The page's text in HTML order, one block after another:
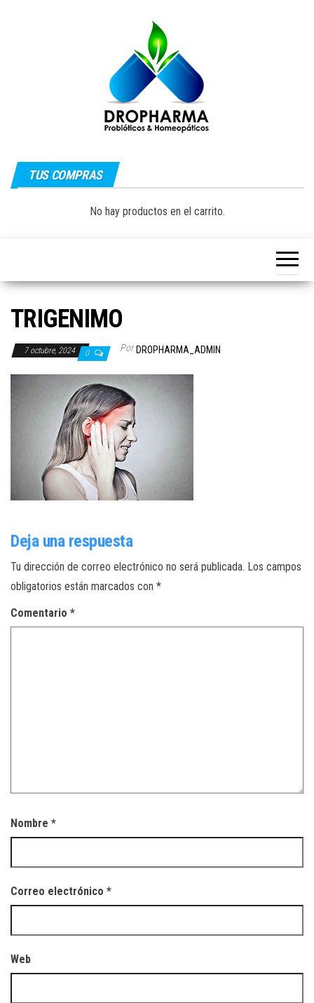
y Natural
Natural|
Guayaquil –
TUS COMPRAS
No hay productos en el carrito.
TRIGENIMO
7 octubre, 2024 0 Por DROPHARMA_ADMIN
Deja una respuesta
Tu dirección de correo electrónico no será publicada. Los campos
obligatorios están marcados con *
Comentario *
Nombre *
Correo electrónico *
Web